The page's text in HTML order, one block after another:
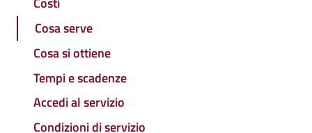
Cosa serve
Cosa si ottiene
Tempi e scadenze
Accedi al servizio
Condizioni di servizio